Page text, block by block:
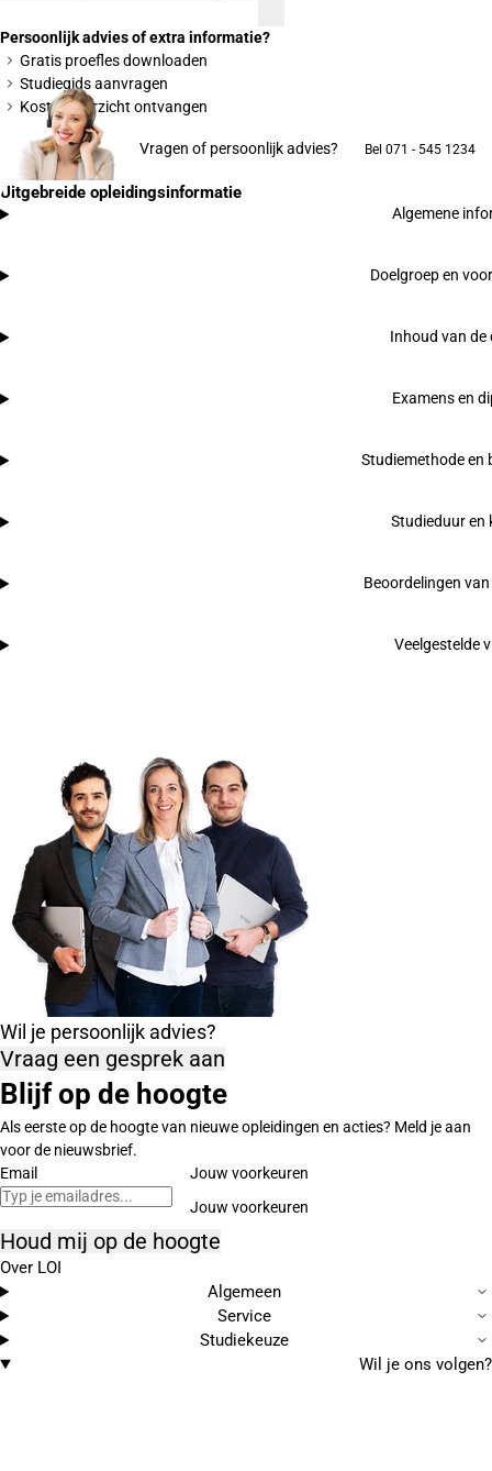
Persoonlijk advies of extra informatie?
Gratis proefles downloaden
Studiegids aanvragen
Kostenoverzicht ontvangen
Vragen of persoonlijk advies? Bel 071 - 545 1234
Uitgebreide opleidingsinformatie
Algemene
Doelgroep en
Inhoud van de
Examens en
Studiemethode en
Studieduur en
Beoordelingen
Veelgestelde
Wil je persoonlijk advies?
Vraag een gesprek aan
Blijf op de hoogte
Als eerste op de hoogte van nieuwe opleidingen en acties? Meld je aan
voor de nieuwsbrief.
Email
Jouw voorkeuren
Houd mij op de hoogte
Over LOI
Algemeen
Service
Studiekeuze
Wil je ons volgen?